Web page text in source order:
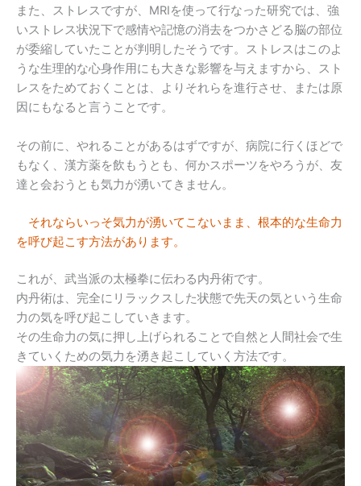
また、ストレスですが、MRIを使って行なった研究では、強
いストレス状況下で感情や記憶の消去をつかさどる脳の部位
が委縮していたことが判明したそうです。ストレスはこのよ
うな生理的な心身作用にも大きな影響を与えますから、スト
レスをためておくことは、よりそれらを進行させ、または原
因にもなると言うことです。
その前に、やれることがあるはずですが、病院に行くほどで
もなく、漢方薬を飲もうとも、何かスポーツをやろうが、友
達と会おうとも気力が湧いてきません。
それならいっそ気力が湧いてこないまま、根本的な生命力
を呼び起こす方法があります。
これが、武当派の太極拳に伝わる内丹術です。
内丹術は、完全にリラックスした状態で先天の気という生命
力の気を呼び起こしていきます。
その生命力の気に押し上げられることで自然と人間社会で生
きていくための気力を湧き起こしていく方法です。